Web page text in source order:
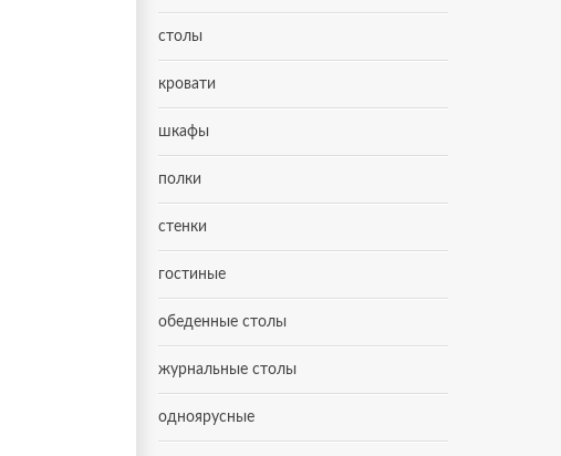
столы
кровати
шкафы
полки
стенки
гостиные
обеденные столы
журнальные столы
одноярусные